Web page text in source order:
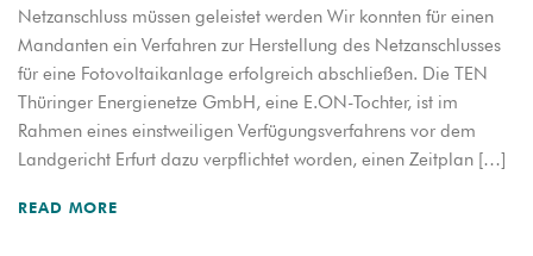
Netzanschluss müssen geleistet werden Wir konnten für einen
Mandanten ein Verfahren zur Herstellung des Netzanschlusses
für eine Fotovoltaikanlage erfolgreich abschließen. Die TEN
Thüringer Energienetze GmbH, eine E.ON-Tochter, ist im
Rahmen eines einstweiligen Verfügungsverfahrens vor dem
Landgericht Erfurt dazu verpflichtet worden, einen Zeitplan […]
READ MORE